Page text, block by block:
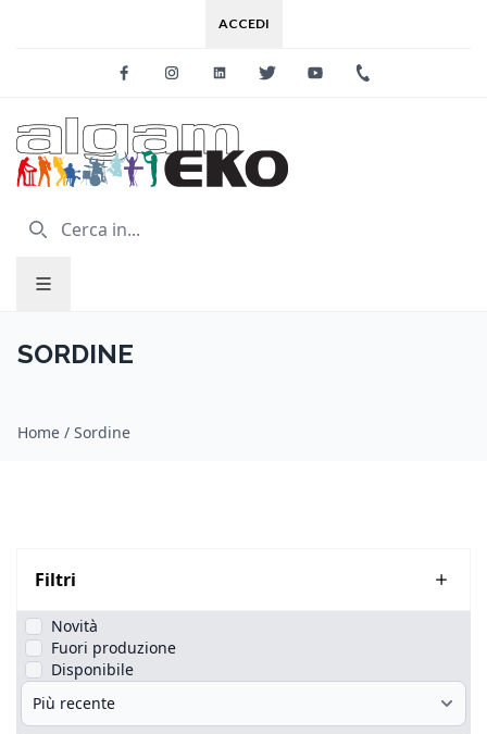
ACCEDI
FacebookInstagramLinkedinTwitter Youtube
SORDINE
Home / Sordine
Filtri
Novità
Fuori produzione
Disponibile